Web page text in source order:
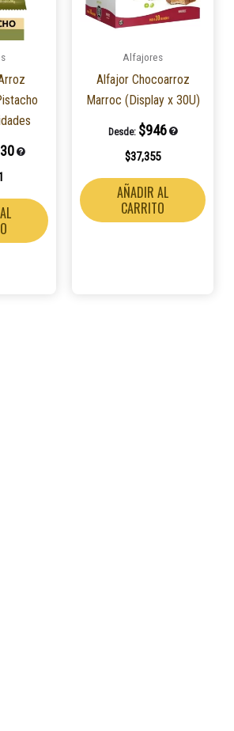
Alfajores
Alfajor Chocoarroz
Marroc (Display x 30U)
Desde: $946
$37,355
AÑADIR AL
CARRITO